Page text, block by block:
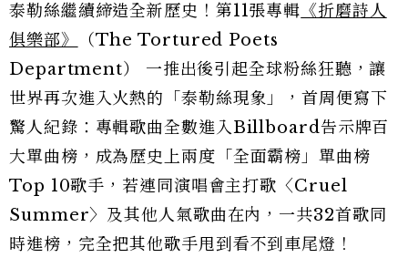
泰勒絲繼續締造全新歷史！第11張專輯 《折磨詩人
俱樂部》
（The Tortured Poets
Department） 一推出後引起全球粉絲狂聽，讓
世界再次進入火熱的「泰勒絲現象」，首周便寫下
驚人紀錄：專輯歌曲全數進入Billboard告示牌百
大單曲榜，成為歷史上兩度「全面霸榜」單曲榜
Top 10歌手，若連同演唱會主打歌〈Cruel
Summer〉及其他人氣歌曲在內，一共32首歌同
時進榜，完全把其他歌手甩到看不到車尾燈！